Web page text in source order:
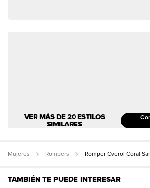
VER MÁS DE 20 ESTILOS
SIMILARES
Mujeres Rompers Romper Overol Coral
TAMBIÉN TE PUEDE INTERESAR